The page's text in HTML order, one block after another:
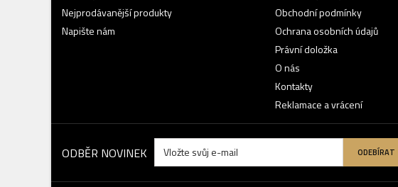
Nejprodávanější produkty
Napište nám
Obchodní podmínky
Ochrana osobních údajů
Právní doložka
O nás
Kontakty
Reklamace a vrácení
ODBĚR NOVINEK ODEBÍRAT